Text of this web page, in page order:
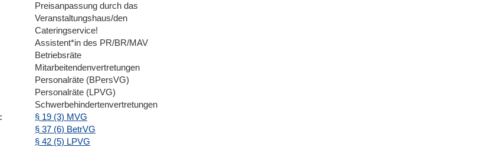
Preisanpassung durch das
Veranstaltungshaus/den
Cateringservice!
Assistent*in des PR/BR/MAV
Betriebsräte
Mitarbeitendenvertretungen
Personalräte (BPersVG)
Personalräte (LPVG)
Schwerbehindertenvertretungen
§ 19 (3) MVG
§ 37 (6) BetrVG
§ 42 (5) LPVG